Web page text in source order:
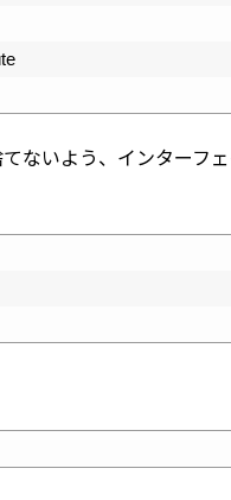
ないよう、インターフ